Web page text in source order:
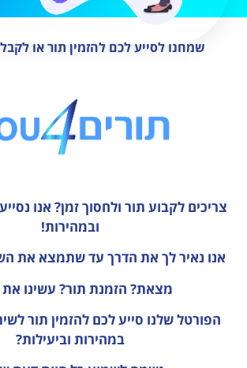
שמחנו לסייע לכם להזמין תור או
צריכים לקבוע תור ולחסוך זמן? אנו
ובמהירות!
אנו נאיר לך את הדרך עד שתמצא את
מצאת? הזמנת תור? עשינו את
הפורטל שלנו סייע לכם להזמין תור
במהירות וביעילות?